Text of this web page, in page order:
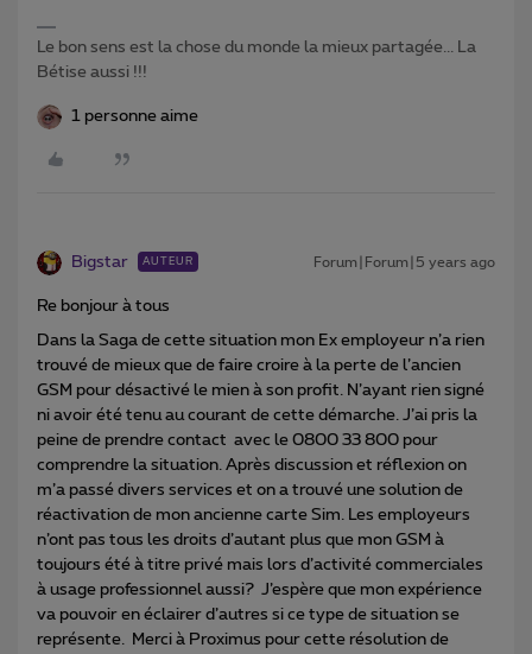
Le bon sens est la chose du monde la mieux partagée... La
Bétise aussi !!!
1 personne aime
Bigstar AUTEUR Forum|Forum|5 years ago
Re bonjour à tous
Dans la Saga de cette situation mon Ex employeur n’a rien
trouvé de mieux que de faire croire à la perte de l’ancien
GSM pour désactivé le mien à son profit. N’ayant rien signé
ni avoir été tenu au courant de cette démarche. J’ai pris la
peine de prendre contact avec le 0800 33 800 pour
comprendre la situation. Après discussion et réflexion on
m’a passé divers services et on a trouvé une solution de
réactivation de mon ancienne carte Sim. Les employeurs
n’ont pas tous les droits d’autant plus que mon GSM à
toujours été à titre privé mais lors d’activité commerciales
à usage professionnel aussi? J’espère que mon expérience
va pouvoir en éclairer d’autres si ce type de situation se
représente. Merci à Proximus pour cette résolution de